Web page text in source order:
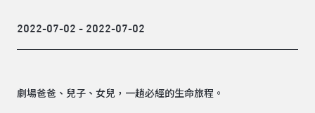
2022-07-02 - 2022-07-02
劇場爸爸、兒子、女兒，一趟必經的生命旅程。